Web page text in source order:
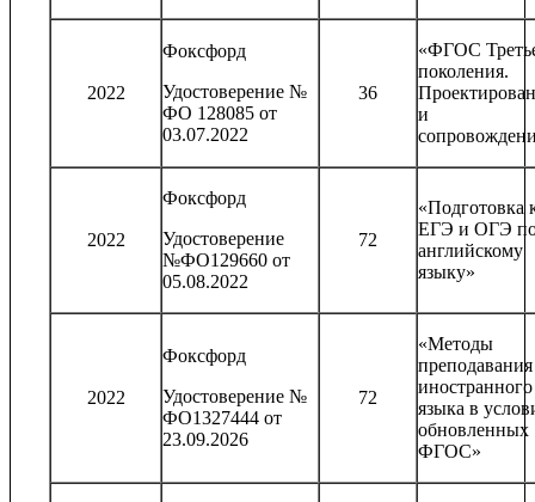
2022
Фоксфорд
Удостоверение №
ФО 128085 от
03.07.2022
36
«ФГОС
поколения.
и
2022
Фоксфорд
Удостоверение
№ФО129660 от
05.08.2022
72
«Подготовка
ЕГЭ и ОГЭ
английскому
языку»
2022
Фоксфорд
Удостоверение №
ФО1327444 от
23.09.2026
72
«Методы
преподавания
иностранного
языка в
обновленных
ФГОС»